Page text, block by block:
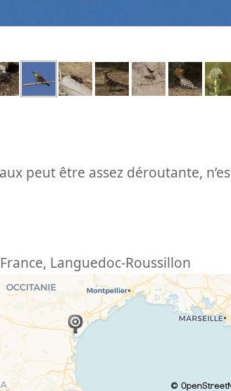
peut être assez déroutante,
France, Languedoc-Roussillon